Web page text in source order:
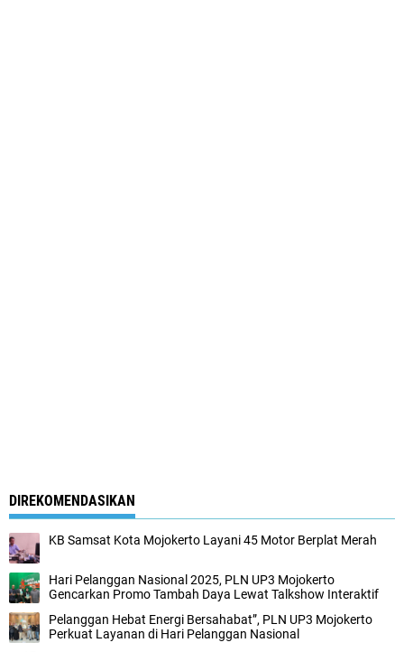
DIREKOMENDASIKAN
KB Samsat Kota Mojokerto Layani 45 Motor Berplat Merah
Hari Pelanggan Nasional 2025, PLN UP3 Mojokerto
Gencarkan Promo Tambah Daya Lewat Talkshow Interaktif
Pelanggan Hebat Energi Bersahabat”, PLN UP3 Mojokerto
Perkuat Layanan di Hari Pelanggan Nasional